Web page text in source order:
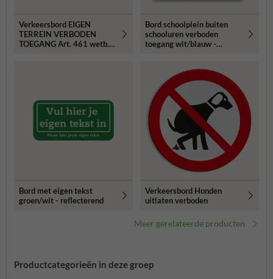
Verkeersbord EIGEN
TERREIN VERBODEN
TOEGANG Art. 461 wetb.
Bord schoolplein buiten
schooluren verboden
toegang wit/blauw -
Bord met eigen tekst
groen/wit - reflecterend
Verkeersbord Honden
uitlaten verboden
Meer gerelateerde producten
Productcategorieën in deze groep